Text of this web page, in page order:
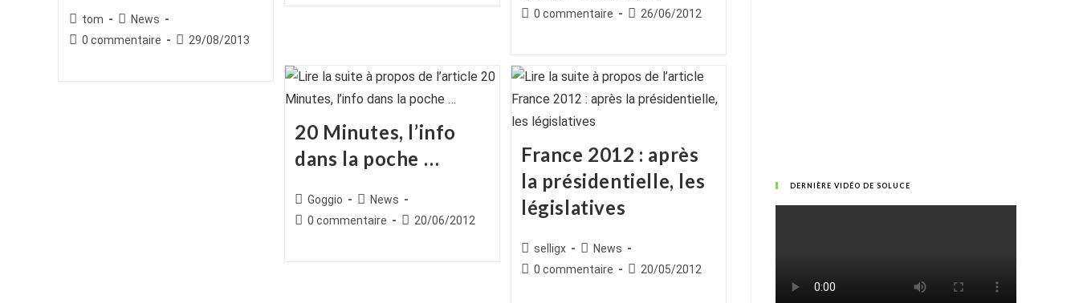
Auteur/autrice
de
tom
Post
category:
News
Commentaires
0 commentaire
Publication
29/08/2013
de
category:
Commentaires
publication :
0 commentaire
Publication
26/06/2012
20 Minutes, l’info
dans la poche …
Auteur/autrice
de
Goggio
Post
category:
News
Commentaires
0 commentaire
Publication
20/06/2012
France 2012 : après
la présidentielle, les
législatives
Auteur/autrice
de
selligx
Post
category:
News
Commentaires
0 commentaire
Publication
20/05/2012
DERNIÈRE VIDÉO DE SOLUCE